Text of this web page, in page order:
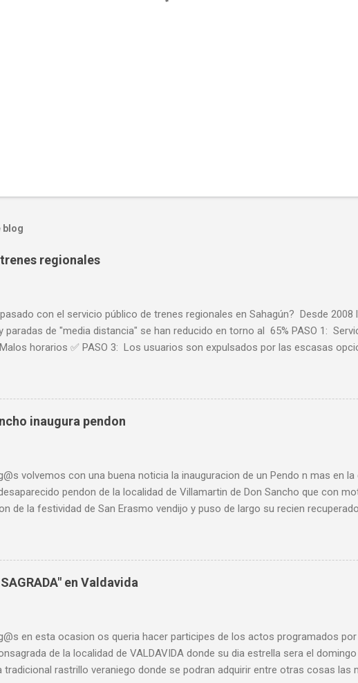
blog
regionales
pasado con el servicio público de trenes regionales en Sahagún? Desde 2008
paradas de "media distancia" se han reducido en torno al 65% PASO 1:
horarios ✅ PASO 3: Los usuarios son expulsados por las escasas
en la última década, se le une ahora l a nueva estrategia de movilidad que
de las líneas ferroviarias y dice que el transporte "no garantiza
mejor forma que comprobar este proceso paulatino que sufren las líneas de
los horarios oficiales de trenes regionales con parada en Sahagún de
inaugura pendon
volvemos con una buena noticia la inauguracion de un Pendo n mas en
pendon de la localidad de Villamartin de Don Sancho que con
de la festividad de San Erasmo vendijo y puso de largo su recien
toda mi ayuda para que una vez mas pueda ser realidad. @templeteORG
en Valdavida
en esta ocasion os queria hacer participes de los actos programados
de la localidad de VALDAVIDA donde su dia estrella sera el
tradicional rastrillo veraniego donde se podran adquirir entre otras cosas las